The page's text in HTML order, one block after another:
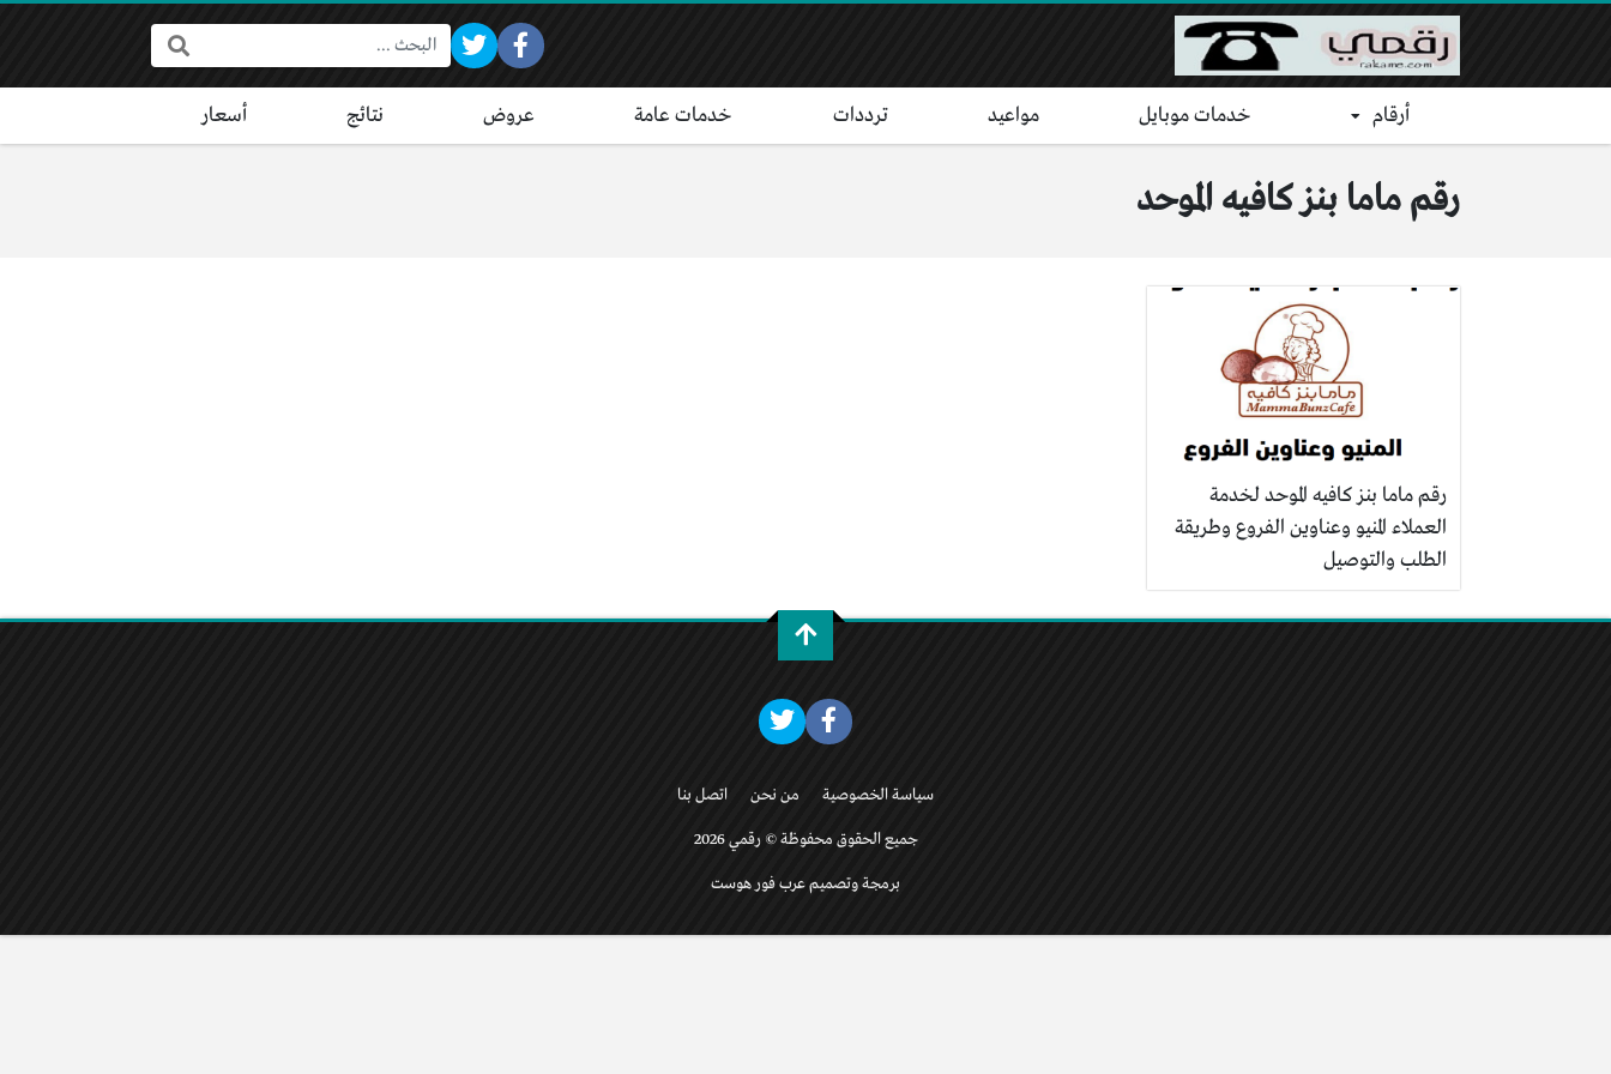
البحث:
أرقام خدمات موبايل مواعيد ترددات خدمات عامة عروض نتائج أسعار
رقم ماما بنز كافيه الموحد
رقم ماما بنز كافيه الموحد لخدمة
العملاء المنيو وعناوين الفروع وطريقة
الطلب والتوصيل
سياسة الخصوصية من نحن اتصل بنا
جميع الحقوق محفوظة © رقمي 2026
برمجة وتصميم عرب فور هوست